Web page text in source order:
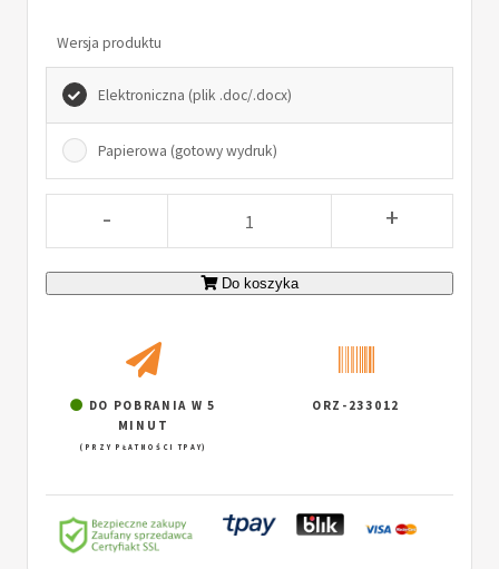
Wersja produktu
Elektroniczna (plik .doc/.docx)
Papierowa (gotowy wydruk)
- +
Do koszyka
DO POBRANIA W 5
MINUT
(PRZY PŁATNOŚCI TPAY)
ORZ-233012